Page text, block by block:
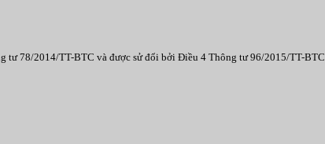
tư 78/2014/TT-BTC và được sử đổi bởi Điều 4 Thông tư 96/2015/TT-BTC